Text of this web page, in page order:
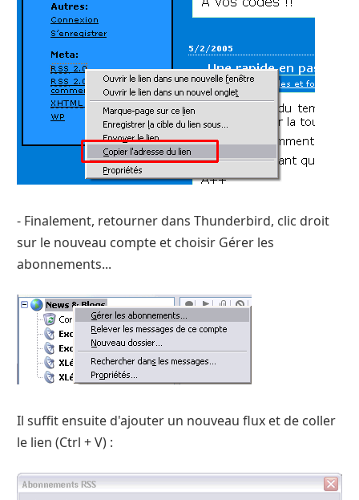
- Finalement, retourner dans Thunderbird, clic droit
sur le nouveau compte et choisir Gérer les
abonnements...
Il suffit ensuite d'ajouter un nouveau flux et de coller
le lien (Ctrl + V) :